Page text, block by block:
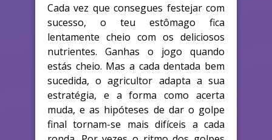
Cada vez que consegues festejar com
sucesso, o teu estômago fica
lentamente cheio com os deliciosos
nutrientes. Ganhas o jogo quando
estás cheio. Mas a cada dentada bem
sucedida, o agricultor adapta a sua
estratégia, e a forma como acerta
muda, e as hipóteses de dar o golpe
final tornam-se mais difíceis a cada